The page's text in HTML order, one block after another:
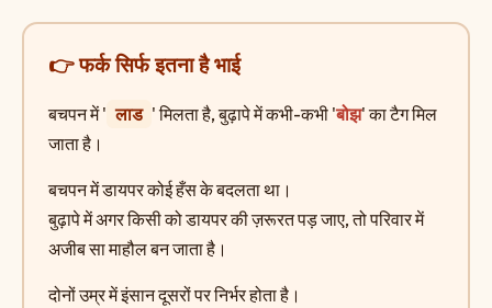
👉 फर्क सिर्फ इतना है भाई
बचपन में ' लाड ' मिलता है, बुढ़ापे में कभी-कभी 'बोझ' का टैग मिल
जाता है।
बचपन में डायपर कोई हँस के बदलता था।
बुढ़ापे में अगर किसी को डायपर की ज़रूरत पड़ जाए, तो परिवार में
अजीब सा माहौल बन जाता है।
दोनों उम्र में इंसान दूसरों पर निर्भर होता है।